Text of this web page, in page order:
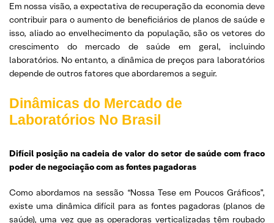
Em nossa visão, a expectativa de recuperação da economia deve
contribuir para o aumento de beneficiários de planos de saúde e
isso, aliado ao envelhecimento da população, são os vetores do
crescimento do mercado de saúde em geral, incluindo
laboratórios. No entanto, a dinâmica de preços para laboratórios
depende de outros fatores que abordaremos a seguir.
Dinâmicas do Mercado de
Laboratórios No Brasil
Difícil posição na cadeia de valor do setor de saúde com fraco
poder de negociação com as fontes pagadoras
Como abordamos na sessão “Nossa Tese em Poucos Gráficos”,
existe uma dinâmica difícil para as fontes pagadoras (planos de
saúde), uma vez que as operadoras verticalizadas têm roubado